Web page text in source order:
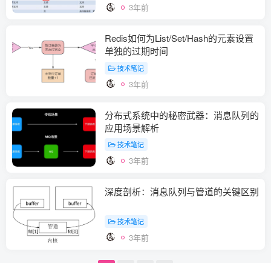
3年前
Redis如何为List/Set/Hash的元素设置
单独的过期时间
技术笔记
3年前
分布式系统中的秘密武器：消息队列的
应用场景解析
技术笔记
3年前
深度剖析：消息队列与管道的关键区别
技术笔记
3年前